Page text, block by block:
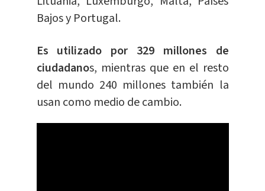
Bajos y Portugal.
Es utilizado por 329 millones de
ciudadanos, mientras que en el resto
del mundo 240 millones también la
usan como medio de cambio.